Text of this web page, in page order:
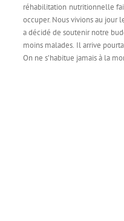
réhabilitation nutritionnelle
occuper. Nous vivions au jour
a décidé de soutenir notre
moins malades. Il arrive
On ne s’habitue jamais à la